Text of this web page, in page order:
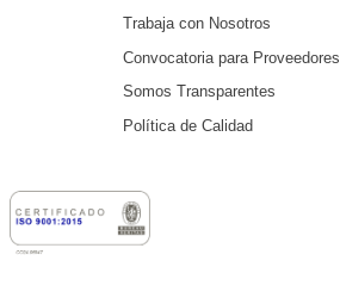
Trabaja con Nosotros
Convocatoria para Proveedores
Somos Transparentes
Política de Calidad